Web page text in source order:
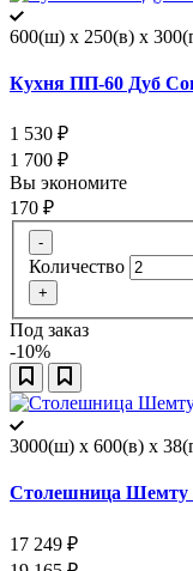
600(ш) x 250(в) x
Кухня ПП-60 Дуб
1 530 ₽
1 700 ₽
Вы экономите
170 ₽
-
Количество
+
Под заказ
-10%
3000(ш) x 600(в) x
Столешница Шемту
17 249 ₽